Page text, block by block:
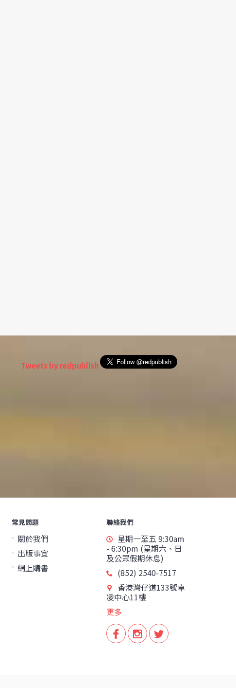
Tweets by redpublish
常見問題
關於我們
出版事宜
網上購書
聯絡我們
星期一至五 9:30am
- 6:30pm (星期六、日
及公眾假期休息)
(852) 2540-7517
香港灣仔道133號卓
凌中心11樓
更多